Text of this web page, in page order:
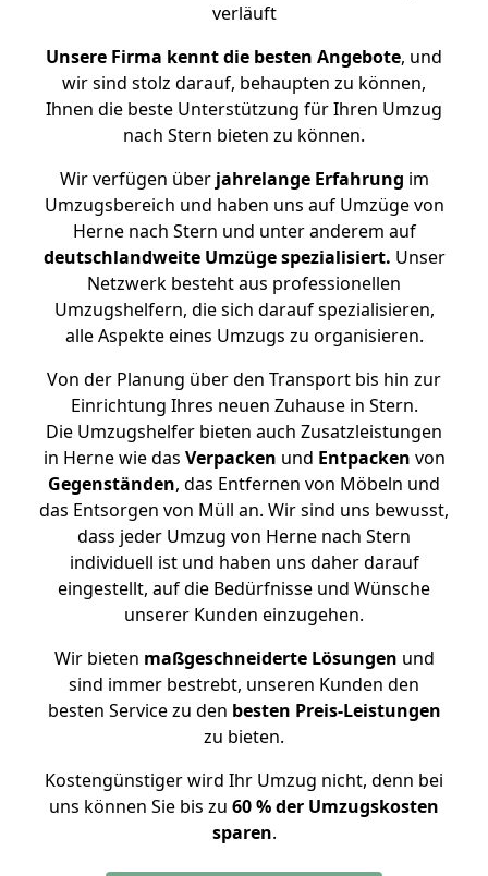
verläuft
Unsere Firma kennt die besten Angebote, und
wir sind stolz darauf, behaupten zu können,
Ihnen die beste Unterstützung für Ihren Umzug
nach Stern bieten zu können.
Wir verfügen überjahrelange Erfahrung im
Umzugsbereich und haben uns auf Umzüge von
Herne nach Stern und unter anderem auf
deutschlandweite Umzüge spezialisiert. Unser
Netzwerk besteht aus professionellen
Umzugshelfern, die sich darauf spezialisieren,
alle Aspekte eines Umzugs zu organisieren.
Von der Planung über den Transport bis hin zur
Einrichtung Ihres neuen Zuhause in Stern.
Die Umzugshelfer bieten auch Zusatzleistungen
in Herne wie das Verpacken und Entpacken von
Gegenständen, das Entfernen von Möbeln und
das Entsorgen von Müll an. Wir sind uns bewusst,
dass jeder Umzug von Herne nach Stern
individuell ist und haben uns daher darauf
eingestellt, auf die Bedürfnisse und Wünsche
unserer Kunden einzugehen.
Wir bieten maßgeschneiderte Lösungen und
sind immer bestrebt, unseren Kunden den
besten Service zu den besten Preis-Leistungen
zu bieten.
Kostengünstiger wird Ihr Umzug nicht, denn bei
uns können Sie bis zu 60 % der Umzugskosten
sparen.